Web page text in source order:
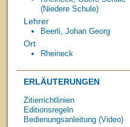
(Niedere Schule)
Lehrer
Beerli, Johan Georg
Ort
Rheineck
ERLÄUTERUNGEN
Zitierrichtlinien
Editionsregeln
Bedienungsanleitung (Video)